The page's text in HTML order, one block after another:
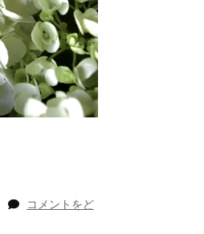
コメントをど